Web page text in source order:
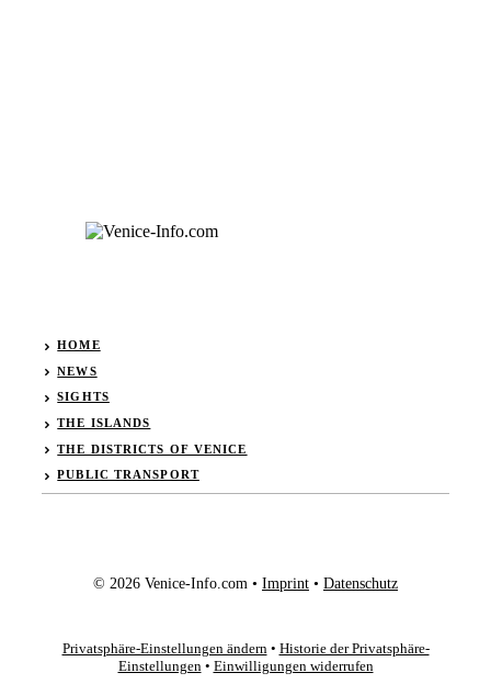
HOME
NEWS
SIGHTS
THE ISLANDS
THE DISTRICTS OF VENICE
PUBLIC TRANSPORT
© 2026 Venice-Info.com • Imprint • Datenschutz
Privatsphäre-Einstellungen ändern • Historie der Privatsphäre-
Einstellungen • Einwilligungen widerrufen